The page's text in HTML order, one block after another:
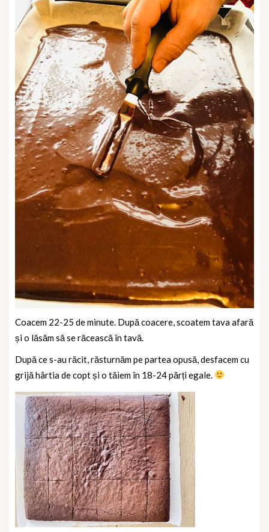
Coacem 22-25 de minute. După coacere, scoatem tava afară
și o lăsăm să se răcească în tavă.
După ce s-au răcit, răsturnăm pe partea opusă, desfacem cu
grijă hârtia de copt și o tăiem în 18-24 părți egale.